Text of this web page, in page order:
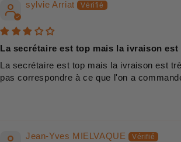
sylvie Arriat
La secrétaire est top mais la ivraison est
La secrétaire est top mais la ivraison est
pas correspondre à ce que l'on a
Jean-Yves MIELVAQUE